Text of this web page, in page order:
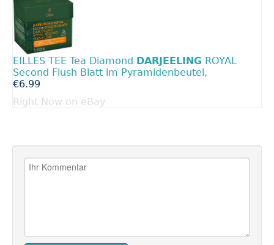
EILLES TEE Tea Diamond DARJEELING ROYAL
Second Flush Blatt im Pyramidenbeutel,
€6.99
Right Now on eBay